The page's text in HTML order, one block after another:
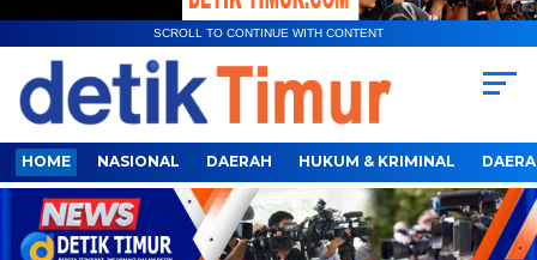
SCROLL TO CONTINUE WITH CONTENT
HOME NASIONAL DAERAH HUKUM & KRIMINAL